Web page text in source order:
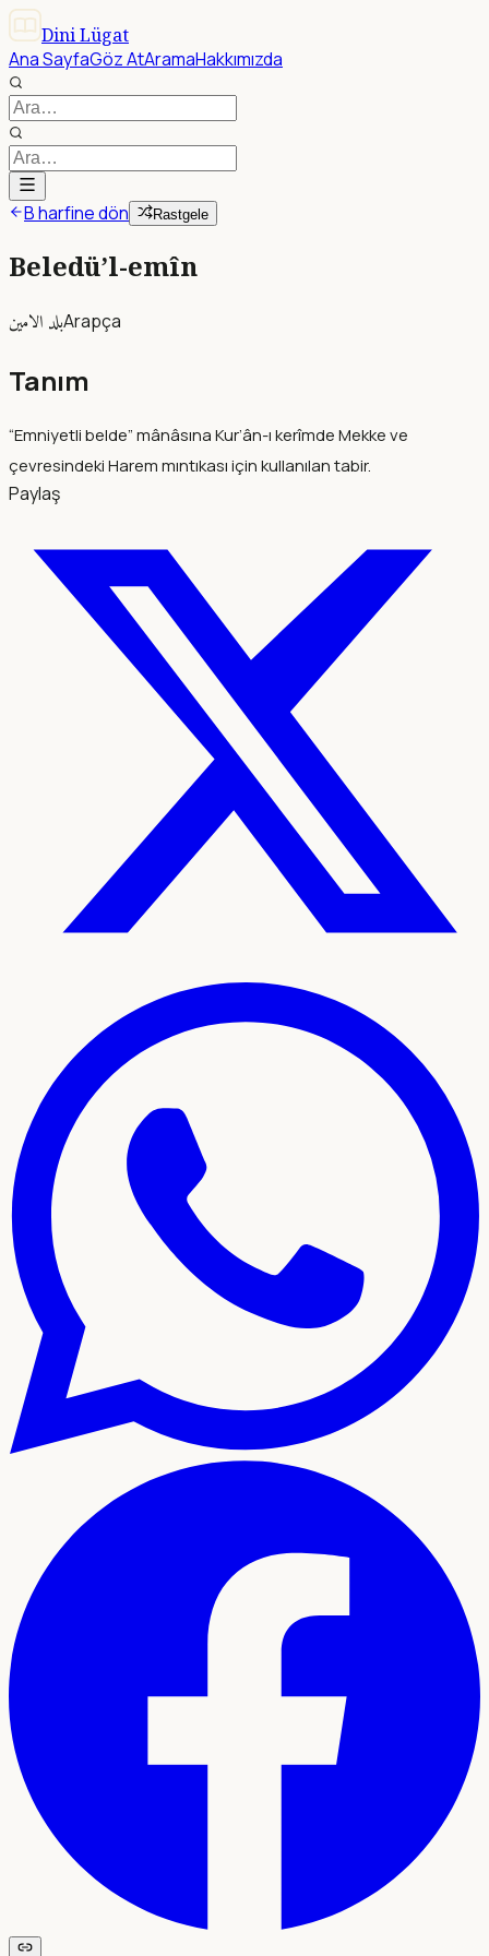
Dini Lügat
Ana SayfaGöz AtAramaHakkımızda
B harfine dön Rastgele
Beledü’l-emîn
بلد الامينArapça
Tanım
“Emniyetli belde” mânâsına Kur’ân-ı kerîmde Mekke ve
çevresindeki Harem mıntıkası için kullanılan tabir.
Paylaş